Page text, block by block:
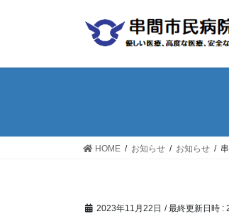
HOME お知らせ お知らせ
2023年11月22日 / 最終更新日時 :